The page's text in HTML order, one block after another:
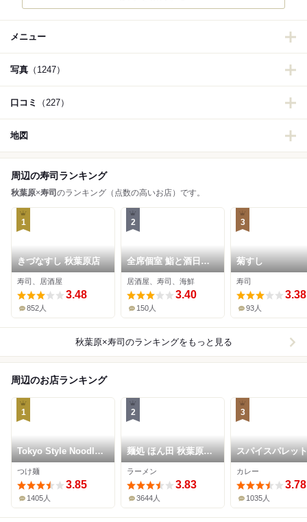
メニュー
写真 （1247）
口コミ （227）
地図
周辺の寿司ランキング
秋葉原×寿司 のランキング（点数の高いお店）です。
1
きづなすし 秋葉原店
寿司、居酒屋
3.48
852人
2
全席個室 鮨と酒日和
ととうお 秋葉原駅前
店
居酒屋、寿司、海鮮
3.40
150人
3
菊すし
寿司
3.38
93人
秋葉原×寿司 のランキングをもっと見る
周辺のお店ランキング
1
Tokyo Style Noodle
ほたて日和
つけ麺
3.85
1405人
2
麺処 ほん田 秋葉原本
店
ラーメン
3.83
3644人
3
スパイスパレット
カレー
3.78
1035人